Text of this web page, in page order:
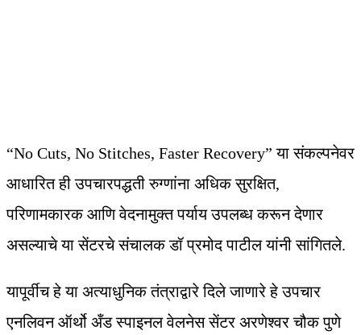
“No Cuts, No Stitches, Faster Recovery” या संकल्पनेवर
आधारित ही उपचारपद्धती रुग्णांना अधिक सुरक्षित,
परिणामकारक आणि वेदनामुक्त पर्याय उपलब्ध करून देणार
असल्याचे या सेंटरचे संचालक डॉ प्रमोद पाटील यांनी सांगितले.
यापूर्वीच हे या अत्याधुनिक तंत्राद्वारे दिले जाणारे हे उपचार
एनलिवन ऑर्थो अँड स्पाइनल वेलनेस सेंटर अरणेश्वर चौक पुणे